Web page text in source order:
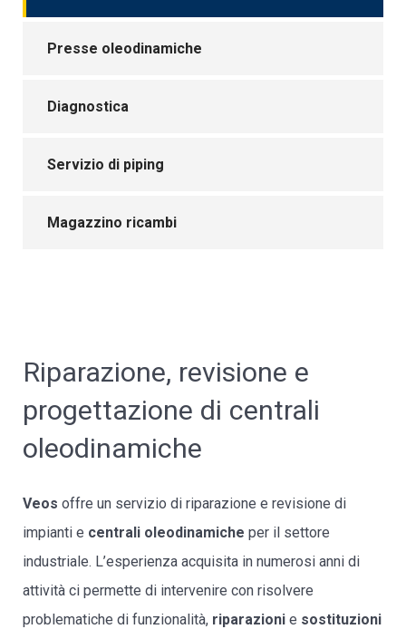
Presse oleodinamiche
Diagnostica
Servizio di piping
Magazzino ricambi
Riparazione, revisione e
progettazione di centrali
oleodinamiche
Veos offre un servizio di riparazione e revisione di
impianti e centrali oleodinamiche per il settore
industriale. L’esperienza acquisita in numerosi anni di
attività ci permette di intervenire con risolvere
problematiche di funzionalità, riparazioni e sostituzioni